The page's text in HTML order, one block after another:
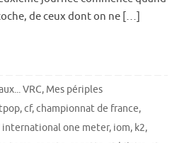
de ceux dont on ne […]
VRC, Mes périples
,cf,championnat de france,
international one meter, iom, k2,